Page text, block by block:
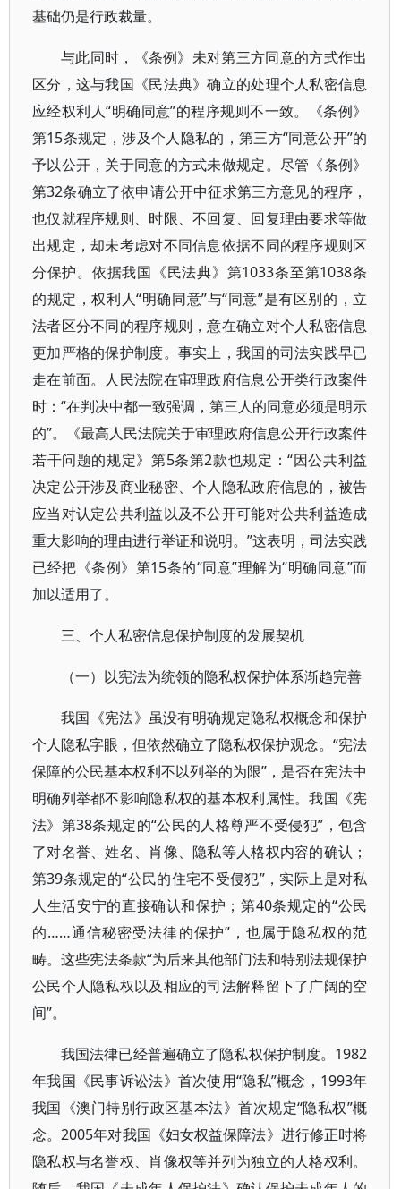
基础仍是行政裁量。
与此同时，《条例》未对第三方同意的方式作出
区分，这与我国《民法典》确立的处理个人私密信息
应经权利人“明确同意”的程序规则不一致。《条例》
第15条规定，涉及个人隐私的，第三方“同意公开”的
予以公开，关于同意的方式未做规定。尽管《条例》
第32条确立了依申请公开中征求第三方意见的程序，
也仅就程序规则、时限、不回复、回复理由要求等做
出规定，却未考虑对不同信息依据不同的程序规则区
分保护。依据我国《民法典》第1033条至第1038条
的规定，权利人“明确同意”与“同意”是有区别的，立
法者区分不同的程序规则，意在确立对个人私密信息
更加严格的保护制度。事实上，我国的司法实践早已
走在前面。人民法院在审理政府信息公开类行政案件
时：“在判决中都一致强调，第三人的同意必须是明示
的”。《最高人民法院关于审理政府信息公开行政案件
若干问题的规定》第5条第2款也规定：“因公共利益
决定公开涉及商业秘密、个人隐私政府信息的，被告
应当对认定公共利益以及不公开可能对公共利益造成
重大影响的理由进行举证和说明。”这表明，司法实践
已经把《条例》第15条的“同意”理解为“明确同意”而
加以适用了。
三、个人私密信息保护制度的发展契机
（一）以宪法为统领的隐私权保护体系渐趋完善
我国《宪法》虽没有明确规定隐私权概念和保护
个人隐私字眼，但依然确立了隐私权保护观念。“宪法
保障的公民基本权利不以列举的为限”，是否在宪法中
明确列举都不影响隐私权的基本权利属性。我国《宪
法》第38条规定的“公民的人格尊严不受侵犯”，包含
了对名誉、姓名、肖像、隐私等人格权内容的确认；
第39条规定的“公民的住宅不受侵犯”，实际上是对私
人生活安宁的直接确认和保护；第40条规定的“公民
的……通信秘密受法律的保护”，也属于隐私权的范
畴。这些宪法条款“为后来其他部门法和特别法规保护
公民个人隐私权以及相应的司法解释留下了广阔的空
间”。
我国法律已经普遍确立了隐私权保护制度。1982
年我国《民事诉讼法》首次使用“隐私”概念，1993年
我国《澳门特别行政区基本法》首次规定“隐私权”概
念。2005年对我国《妇女权益保障法》进行修正时将
隐私权与名誉权、肖像权等并列为独立的人格权利。